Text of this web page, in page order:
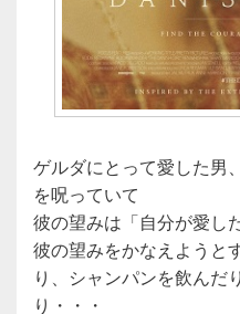
ゲルダにとって愛した男
を呪っていて
彼の望みは「自分が愛し
彼の望みをかなえようと
り、シャンパンを飲んだ
り・・・